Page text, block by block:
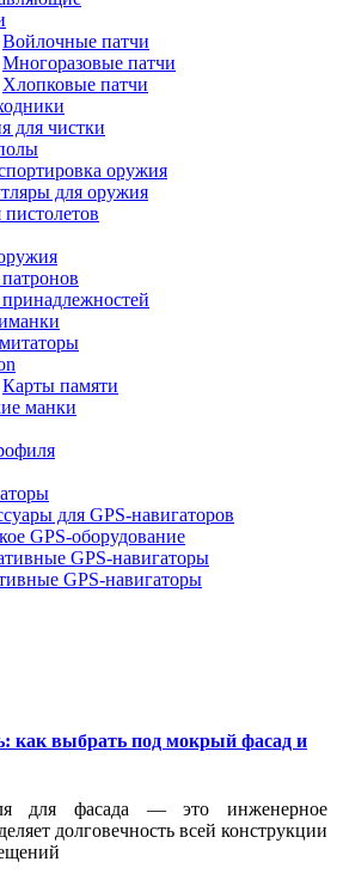
Войлочные патчи
Многоразовые патчи
Хлопковые патчи
для чистки
оружия
для оружия
Карты памяти
манки
для GPS-навигаторов
GPS-оборудование
GPS-навигаторы
GPS-навигаторы
как выбрать под мокрый фасад и
для фасада — это инженерное
долговечность всей конструкции